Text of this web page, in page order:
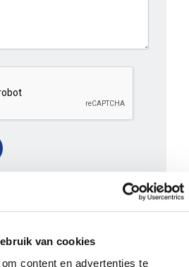
van cookies
content en advertenties te
ce formulaire, nous utilisons
complète.